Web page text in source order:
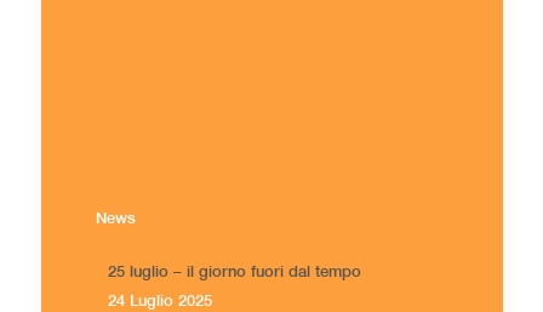
News
25 luglio – il giorno fuori dal tempo
24 Luglio 2025